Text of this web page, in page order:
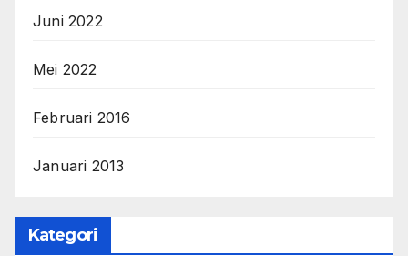
Juni 2022
Mei 2022
Februari 2016
Januari 2013
Kategori